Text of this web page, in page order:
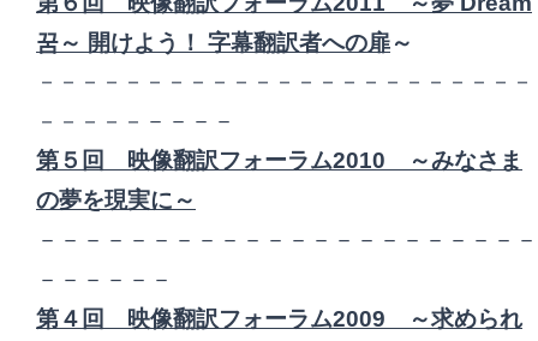
꿈～ 開けよう！ 字幕翻訳者への扉～
－－－－－－－－－－－－－－－－－－－－－－－
－－－－－ －－－－
第５回 映像翻訳フォーラム2010 ～みなさま
の夢を現実に ～
－－－－－－－－－－－－－－－－－－－－－－
－－－－－－
第４回 映像翻訳フォーラム2009 ～求められ